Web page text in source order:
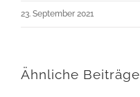
23. September 2021
Ähnliche Beiträge